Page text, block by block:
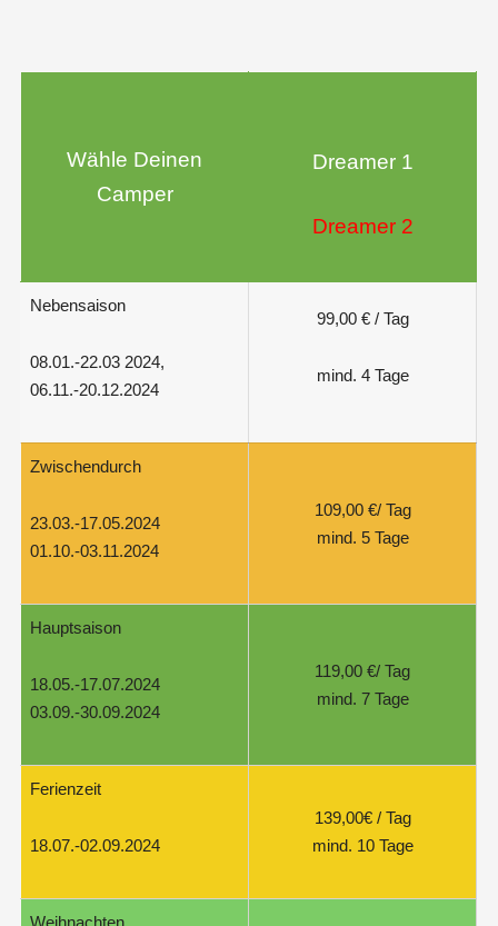
Wähle Deinen
Camper
Dreamer 1
Dreamer 2
Nebensaison
08.01.-22.03 2024,
06.11.-20.12.2024
99,00 € / Tag
mind. 4 Tage
Zwischendurch
23.03.-17.05.2024
01.10.-03.11.2024
109,00 €/ Tag
mind. 5 Tage
Hauptsaison
18.05.-17.07.2024
03.09.-30.09.2024
119,00 €/ Tag
mind. 7 Tage
Ferienzeit
18.07.-02.09.2024
139,00€ / Tag
mind. 10 Tage
Weihnachten